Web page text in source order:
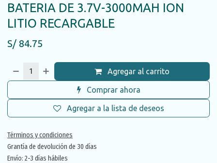
BATERIA DE 3.7V-3000MAH ION
LITIO RECARGABLE
S/ 84.75
Agregar al carrito
Comprar ahora
Agregar a la lista de deseos
Términos y condiciones
Grantía de devolución de 30 días
Envío: 2-3 días hábiles